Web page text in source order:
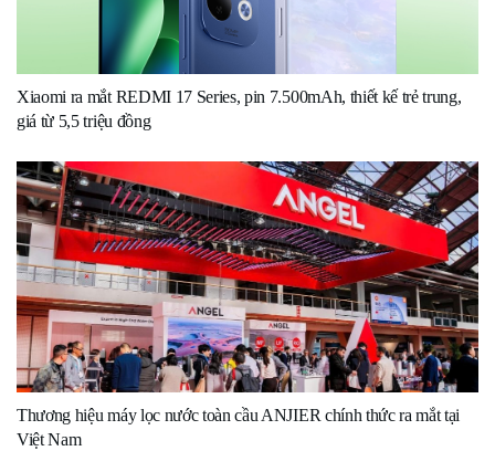
Xiaomi ra mắt REDMI 17 Series, pin 7.500mAh, thiết kế trẻ trung,
giá từ 5,5 triệu đồng
Thương hiệu máy lọc nước toàn cầu ANJIER chính thức ra mắt tại
Việt Nam